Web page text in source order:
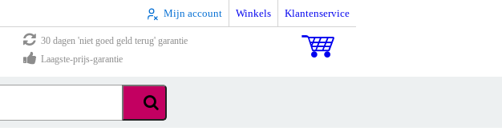
Mijn account Winkels Klantenservice
30 dagen 'niet goed geld terug' garantie
Laagste-prijs-garantie